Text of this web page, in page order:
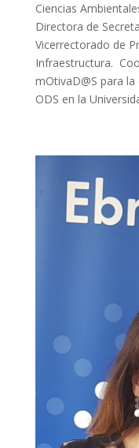
Ciencias
Directora de
Vicerrectorado de
Infraestructura.
mOtivaD@S para
ODS en la